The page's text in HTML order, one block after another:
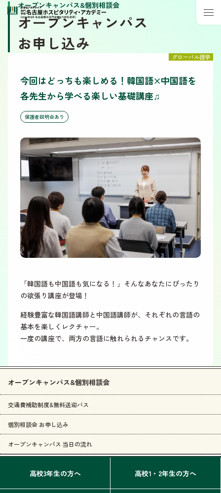
オープンキャンパス&個別相談会
オープンキャンパス
お申し込み
グローバル語学
今回はどっちも楽しめる！韓国語×中国語を
各先生から学べる楽しい基礎講座♫
保護者説明会あり
「韓国語も中国語も気になる！」そんなあなたにぴったり
の欲張り講座が登場！
経験豊富な韓国語講師と中国語講師が、それぞれの言語の
基本を楽しくレクチャー。
一度の講座で、両方の言語に触れられるチャンスです。
オープンキャンパス&個別相談会
交通費補助制度&無料送迎バス
個別相談会 お申し込み
オープンキャンパス 当日の流れ
高校3年生の方へ 高校1・2年生の方へ